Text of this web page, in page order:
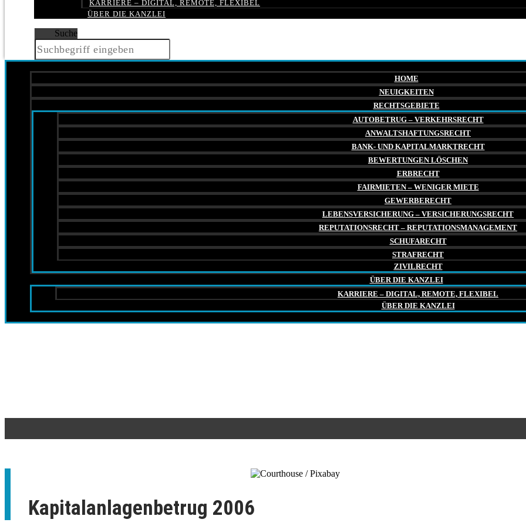
KARRIERE – DIGITAL, REMOTE, FLEXIBEL
ÜBER DIE KANZLEI
Suche
HOME
NEUIGKEITEN
RECHTSGEBIETE
AUTOBETRUG – VERKEHRSRECHT
ANWALTSHAFTUNGSRECHT
BANK- UND KAPITALMARKTRECHT
BEWERTUNGEN LÖSCHEN
ERBRECHT
FAIRMIETEN – WENIGER MIETE
GEWERBERECHT
LEBENSVERSICHERUNG – VERSICHERUNGSRECHT
REPUTATIONSRECHT – REPUTATIONSMANAGEMENT
SCHUFARECHT
STRAFRECHT
ZIVILRECHT
ÜBER DIE KANZLEI
KARRIERE – DIGITAL, REMOTE, FLEXIBEL
ÜBER DIE KANZLEI
Kapitalanlagenbetrug 2006